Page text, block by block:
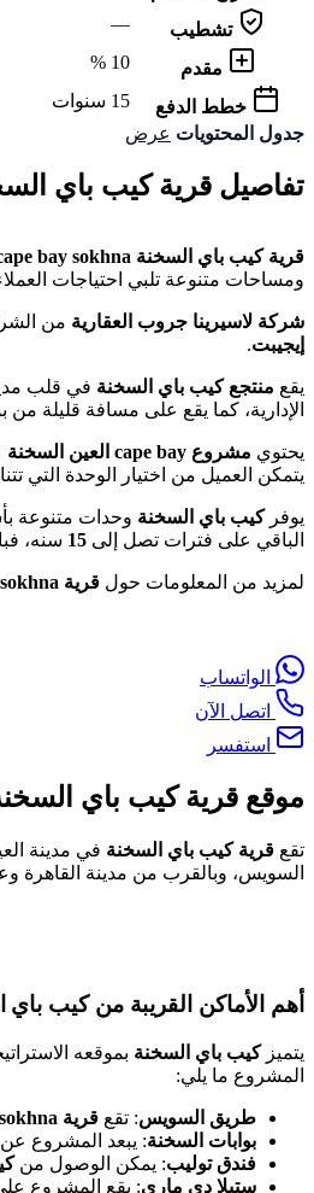
تشطيب —
مقدم 10 %
خطط الدفع
15 سنوات
جدول المحتويات عرض
تفاصيل قرية كيب باي
قرية كيب باي السخنة cape bay sokhna
ومساحات متنوعة تلبي احتياجات
شركة لاسيرينا جروب العقارية من
إيجيبت.
يقع منتجع كيب باي السخنة في قلب
الإدارية، كما يقع على مسافة قليلة من
يحتوي مشروع cape bay العين السخنة
يتمكن العميل من اختيار الوحدة التي
يوفر كيب باي السخنة وحدات متنوعة
الباقي على فترات تصل إلى 15 سنه،
لمزيد من المعلومات حول قرية cape bay sokhna
الواتساب
اتصل الآن
استفسر
موقع قرية كيب باي
تقع قرية كيب باي السخنة
السويس، وبالقرب من مدينة القاهرة
أهم الأماكن القريبة من كيب باي
يتميزكيب باي السخنة بموقعه
المشروع ما يلي:
طريق السويس: تقع قرية cape bay sokhna
بوابات السخنة: يبعد المشروع عن
فندق توليب: يمكن الوصول من
ستيلا دي ماري: يقع المشروع على مسافة 6 كيلو